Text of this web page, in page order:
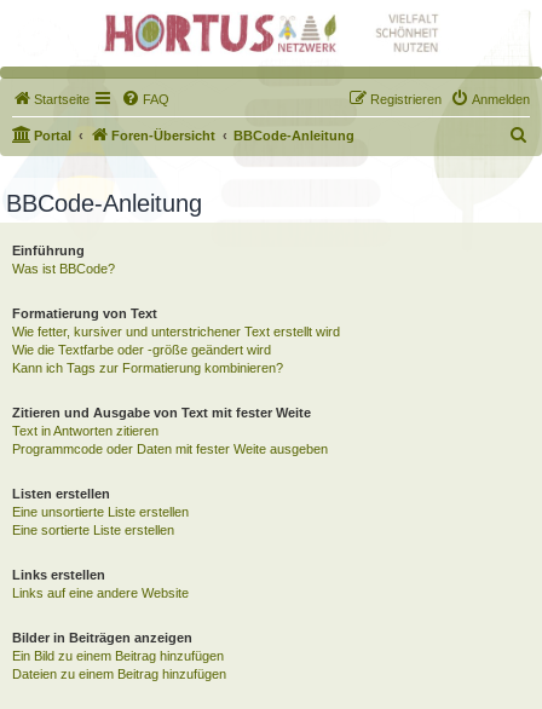
Startseite FAQ Anmelden
Registrieren
Portal Foren-Übersicht BBCode-Anleitung
u
h
BBCode-Anleitung
Einführung
Was ist BBCode?
Formatierung von Text
Wie fetter, kursiver und unterstrichener Text erstellt wird
Wie die Textfarbe oder -größe geändert wird
Kann ich Tags zur Formatierung kombinieren?
Zitieren und Ausgabe von Text mit fester Weite
Text in Antworten zitieren
Programmcode oder Daten mit fester Weite ausgeben
Listen erstellen
Eine unsortierte Liste erstellen
Eine sortierte Liste erstellen
Links erstellen
Links auf eine andere Website
Bilder in Beiträgen anzeigen
Ein Bild zu einem Beitrag hinzufügen
Dateien zu einem Beitrag hinzufügen